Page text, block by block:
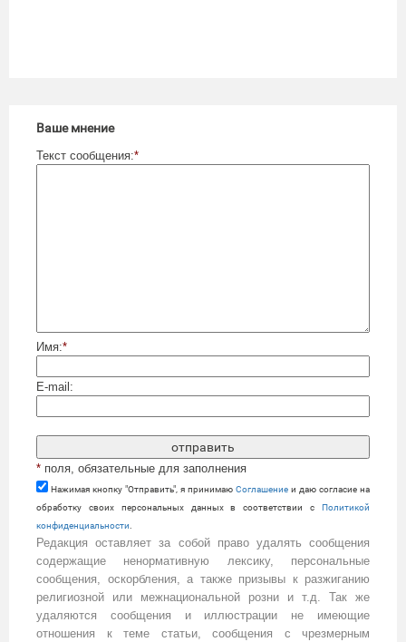
Ваше мнение
Текст сообщения:*
Имя:*
E-mail:
* поля, обязательные для заполнения
Нажимая кнопку "Отправить", я принимаю Cоглашение и даю согласие на
обработку своих персональных данных в соответствии с Политикой
конфиденциальности
Редакция оставляет за собой право удалять сообщения
содержащие ненормативную лексику, персональные
сообщения, оскорбления, а также призывы к разжиганию
религиозной или межнациональной розни и т.д. Так же
удаляются сообщения и иллюстрации не имеющие
отношения к теме статьи, сообщения с чрезмерным